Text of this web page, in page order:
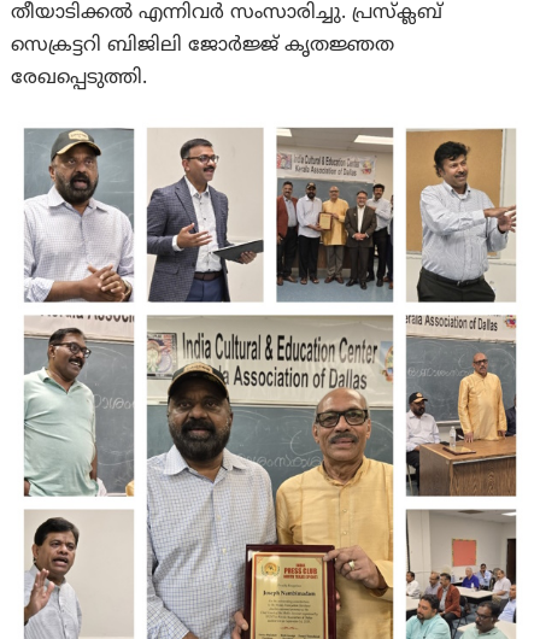
തീയാടിക്കൽ എന്നിവർ സംസാരിച്ചു. പ്രസ്ക്ലബ്
സെക്രട്ടറി ബിജിലി ജോർജ്ജ് കൃതജ്ഞത
രേഖപ്പെടുത്തി.